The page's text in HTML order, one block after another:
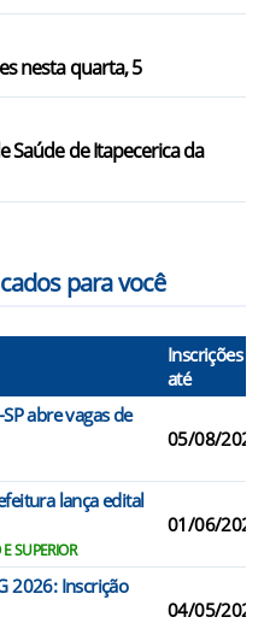
nesta quarta, 5
Saúde de Itapecerica da
para você
Inscrições
até
abre vagas de
05/08/2026
lança edital
SUPERIOR
01/06/2026
2026: Inscrição
04/05/2026